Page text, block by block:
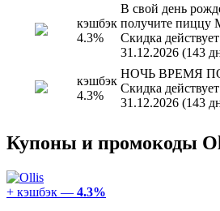
кэшбэк
4.3%
В свой день
получите пиццу
Скидка
31.12.2026 (143
кэшбэк
4.3%
НОЧЬ ВРЕМЯ
Скидка
31.12.2026 (143
Купоны и промокоды
+ кэшбэк — 4.3%